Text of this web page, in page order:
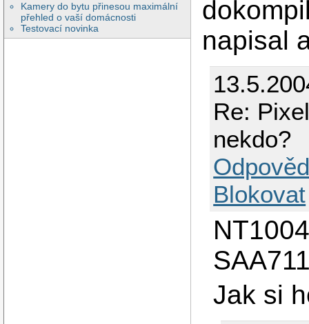
Kamery do bytu přinesou maximální
přehled o vaší domácnosti
Testovací novinka
napisal
Re:
nekdo?
Blokovat
Jak si